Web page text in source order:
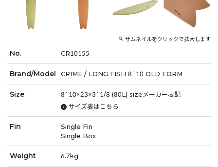
サムネイルをクリックで拡大します
No. CR10155
Brand/Model CRIME / LONG FISH 8`10 OLD FORM
Size
8`10×23×3`1/8 (80L) sizeメーカー表記
サイズ表はこちら
Fin
Single Fin
Single Box
Weight 6.7kg